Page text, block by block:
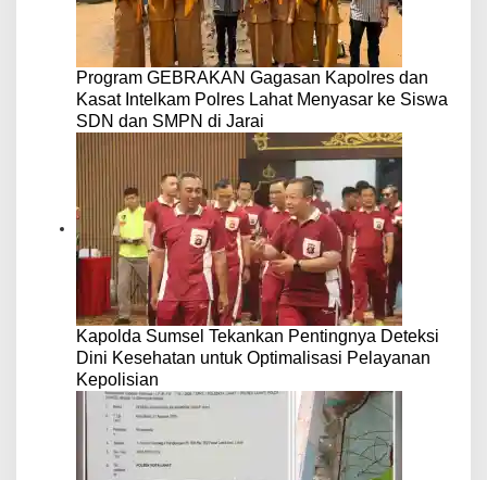
Program GEBRAKAN Gagasan Kapolres dan
Kasat Intelkam Polres Lahat Menyasar ke Siswa
SDN dan SMPN di Jarai
Kapolda Sumsel Tekankan Pentingnya Deteksi
Dini Kesehatan untuk Optimalisasi Pelayanan
Kepolisian